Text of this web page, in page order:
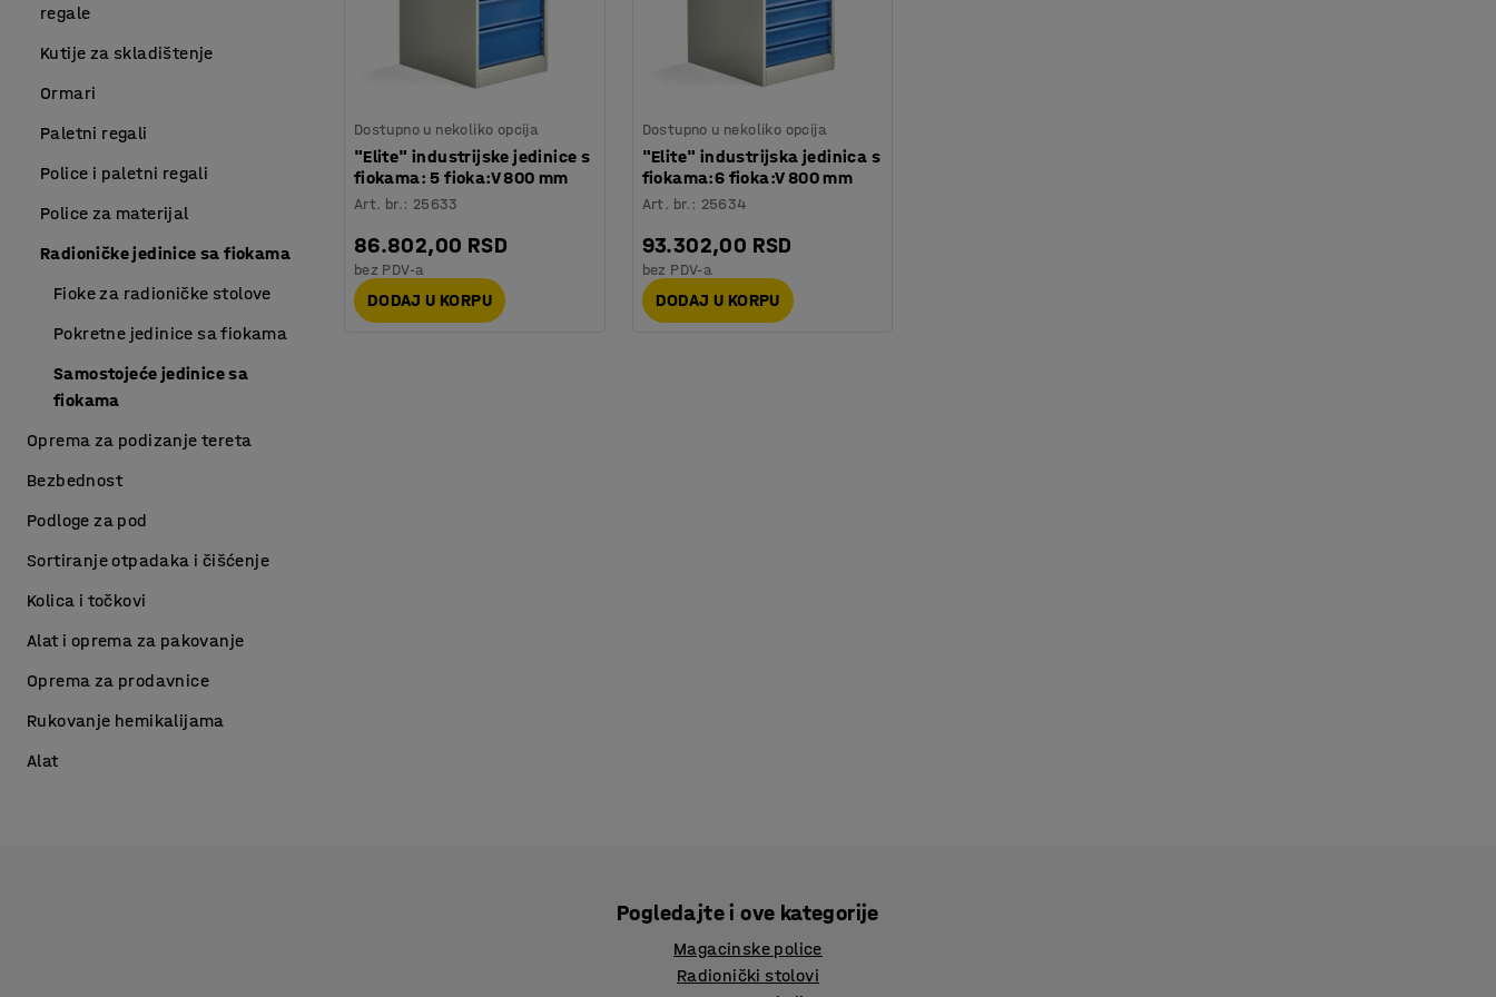
Dostupno u nekoliko opcija
"Elite" industrijske jedinice s
fiokama: 5 fioka:V 800 mm
Art. br.: 25633
86.802,00 RSD
bez PDV-a
DODAJ U KORPU
Dostupno u nekoliko opcija
"Elite" industrijska jedinica s
fiokama:6 fioka:V 800 mm
Art. br. : 25634
93.302,00 RSD
bez PDV-a
DODAJ U KORPU
regale
Kutije za skladištenje
Ormari
Paletni regali
Police i paletni regali
Police za materijal
Radioničke jedinice sa fiokama
Fioke za radioničke stolove
Pokretne jedinice sa fiokama
Samostojeće jedinice sa
fiokama
Oprema za podizanje tereta
Bezbednost
Podloge za pod
Sortiranje otpadaka i čišćenje
Kolica i točkovi
Alat i oprema za pakovanje
Oprema za prodavnice
Rukovanje hemikalijama
Alat
Pogledajte i ove kategorije
Magacinske police
Radionički stolovi